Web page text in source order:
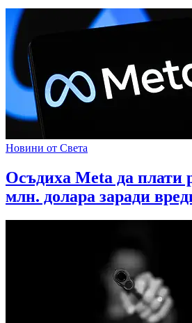
Новини от Света
Осъдиха Meta да плати
млн. долара заради